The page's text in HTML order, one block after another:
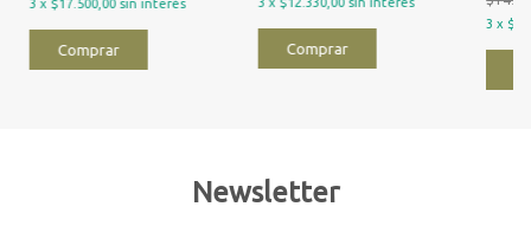
3 x $17.500,00 sin interés
Comprar
3 x
Newsletter